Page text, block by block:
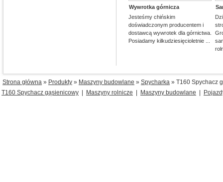
Wywrotka górnicza
Jesteśmy chińskim
doświadczonym producentem i
dostawcą wywrotek dla górnictwa.
Posiadamy kilkudziesięcioletnie ...
Strona główna » Produkty » Maszyny budowlane » Spycharka » T160 Spychacz
T160 Spychacz gąsienicowy
Maszyny rolnicze Maszyny budowlane